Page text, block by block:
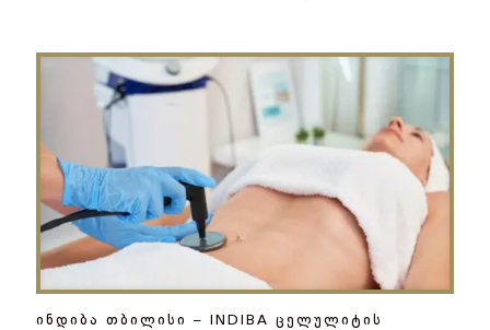
ინდიბა თბილისი – INDIBA ცელულიტის